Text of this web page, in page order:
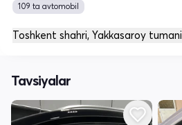
109 ta avtomobil
Toshkent shahri, Yakkasaroy tumani
Tavsiyalar